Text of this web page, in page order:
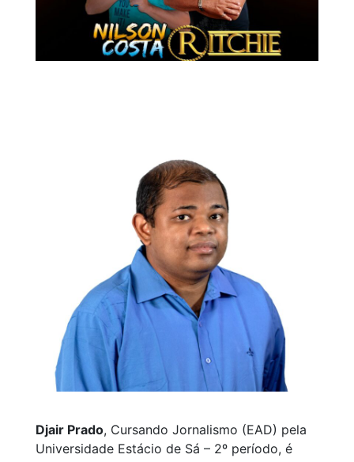
Djair Prado, Cursando Jornalismo (EAD) pela
Universidade Estácio de Sá – 2º período, é